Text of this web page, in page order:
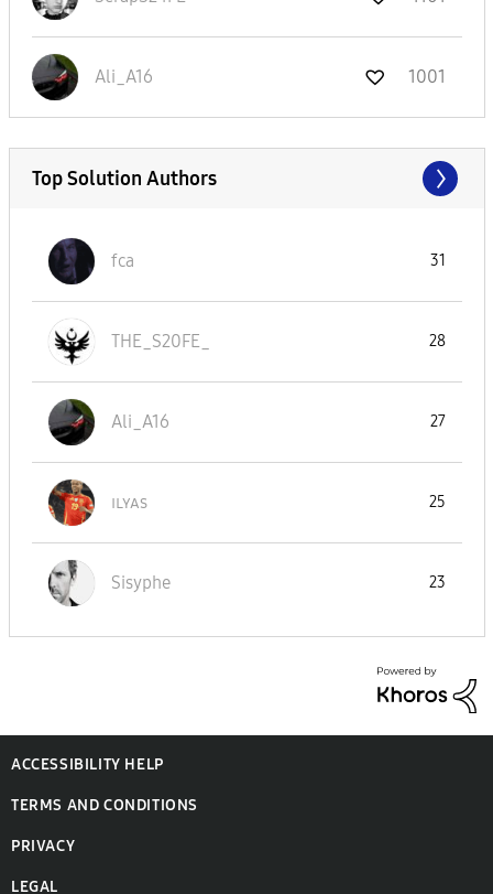
Ali_A16 1001
Top Solution Authors
fca 31
THE_S20FE_ 28
Ali_A16 27
ɪʟʏᴀs 25
Sisyphe 23
ACCESSIBILITY HELP
TERMS AND CONDITIONS
PRIVACY
LEGAL